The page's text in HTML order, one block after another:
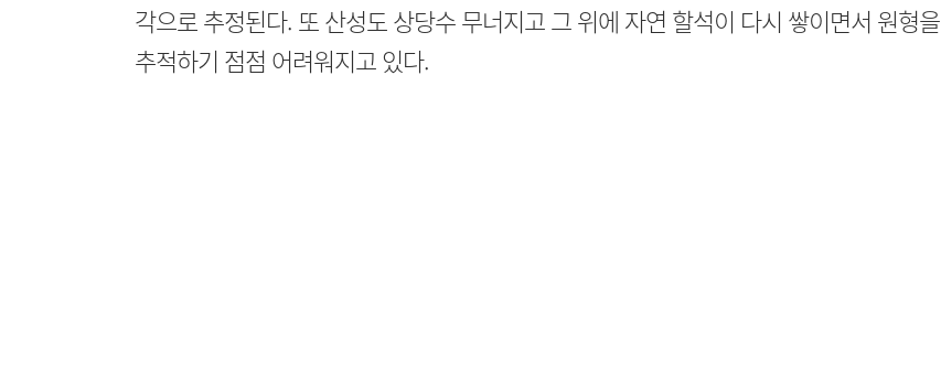
각으로 추정된다. 또 산성도 상당수 무너지고 그 위에 자연 할석이 다시 쌓이면서 원형을
추적하기 점점 어려워지고 있다.